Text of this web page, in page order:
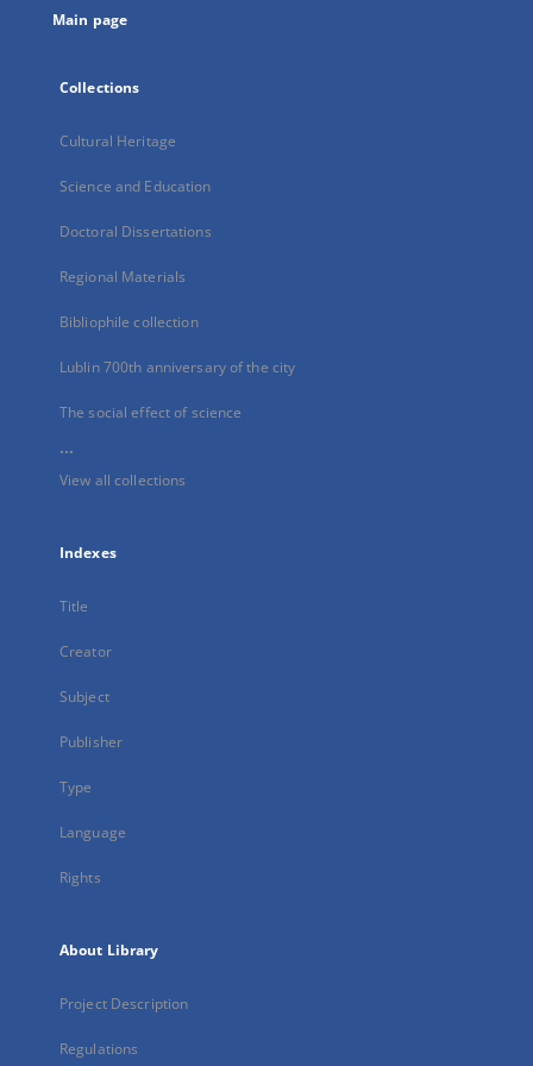
Main page
Collections
Cultural Heritage
Science and Education
Doctoral Dissertations
Regional Materials
Bibliophile collection
Lublin 700th anniversary of the city
The social effect of science
...
View all collections
Indexes
Title
Creator
Subject
Publisher
Type
Language
Rights
About Library
Project Description
Regulations